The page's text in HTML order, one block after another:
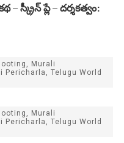
– స్క్రీన్ ప్లే – దర్శకత్వం:
Murali
Pericharla, Telugu World
Murali
Pericharla, Telugu World